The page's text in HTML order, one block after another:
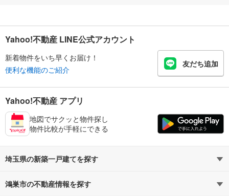
Yahoo!不動産 LINE公式アカウント
新着物件をいち早くお届け！
便利な機能のご紹介
友だち追加
Yahoo!不動産 アプリ
地図でサクッと物件探し
物件比較が手軽にできる
埼玉県の新築一戸建てを探す
路線・駅から探す
鴻巣市の不動産情報を探す